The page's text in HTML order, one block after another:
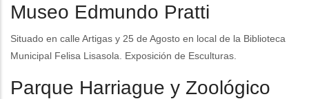
Museo Edmundo Pratti
Situado en calle Artigas y 25 de Agosto en local de la Biblioteca
Municipal Felisa Lisasola. Exposición de Esculturas.
Parque Harriague y Zoológico